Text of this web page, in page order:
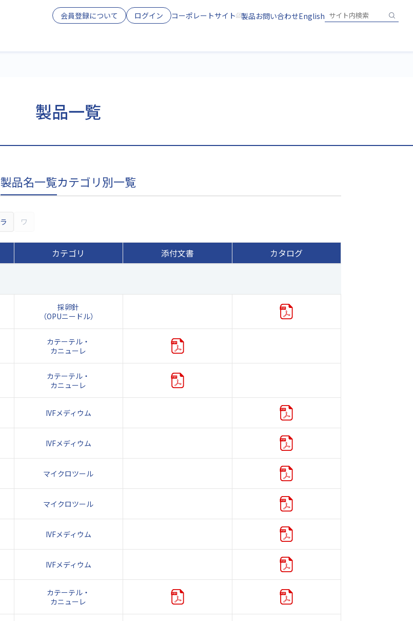
会員登録について ログイン コーポレートサイト 製品お問い合わせEnglish
製品一覧
製品名一覧カテゴリ別一覧
ラ ワ
カテゴリ 添付文書 カタログ
採卵針
（OPUニードル）
カタログ
カテーテル・
カニューレ
添付文書
カテーテル・
カニューレ
添付文書
IVFメディウム
カタログ
IVFメディウム
カタログ
マイクロツール
カタログ
マイクロツール
カタログ
IVFメディウム
カタログ
IVFメディウム
カタログ
カテーテル・
カニューレ
添付文書 カタログ